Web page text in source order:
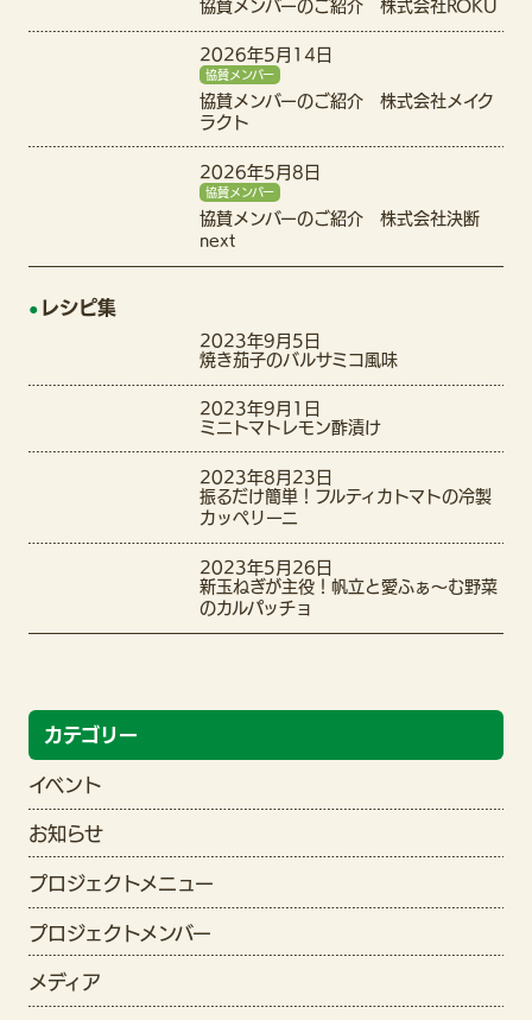
協賛メンバーのご紹介 株式会社ROKU
2026年5月14日
協賛メンバー
協賛メンバーのご紹介 株式会社メイク
ラクト
2026年5月8日
協賛メンバー
協賛メンバーのご紹介 株式会社決断
next
レシピ集
2023年9月5日
焼き茄子のバルサミコ風味
2023年9月1日
ミニトマトレモン酢漬け
2023年8月23日
振るだけ簡単！フルティカトマトの冷製
カッペリーニ
2023年5月26日
新玉ねぎが主役！帆立と愛ふぁ〜む野菜
のカルパッチョ
カテゴリー
イベント
お知らせ
プロジェクトメニュー
プロジェクトメンバー
メディア